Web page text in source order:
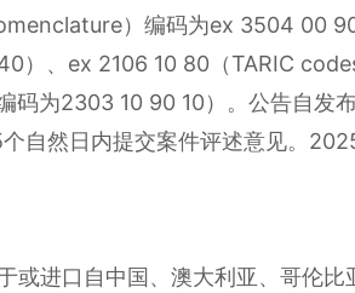
）编码为ex 3504 00
）、ex 2106 10 80（TARIC
为2303 10 90 10）。公告自发
自然日内提交案件评述意见。
进口自中国、澳大利亚、哥伦比